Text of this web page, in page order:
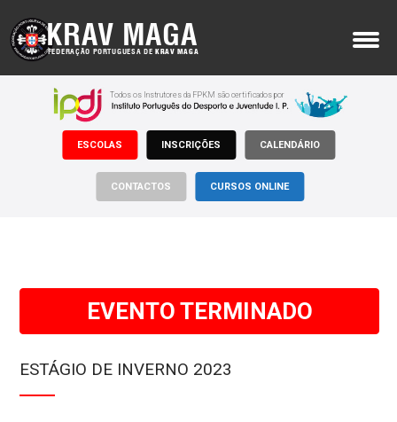
KRAV MAGA
FEDERAÇÃO PORTUGUESA DEKRAV MAGA
Sobre Nós
Krav Maga
Onde Treinar
Inscrições
Documentos
Todos os Instrutores da FPKM são certificados por
ESCOLAS INSCRIÇÕES CALENDÁRIO
CONTACTOS CURSOS ONLINE
EVENTO TERMINADO
ESTÁGIO DE INVERNO 2023